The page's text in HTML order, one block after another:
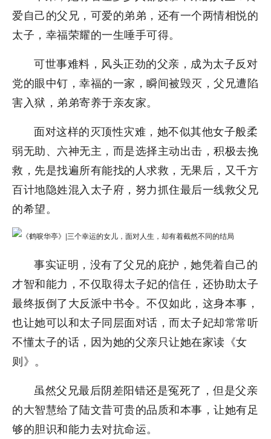
爱自己的父兄，可爱的弟弟，还有一个两情相悦的
太子，幸福荣耀的一生唾手可得。
可世事难料，风头正劲的父亲，成为太子反对
党的眼中钉，幸福的一家，瞬间被毁灭，父兄遭陷
害入狱，弟弟寄养于亲友家。
面对这样的灭顶性灾难，她不似其他女子般柔
弱无助、六神无主，而是选择主动出击，积极去挽
救，先是找遍所有能找的人求救，无果后，又千方
百计地隐姓混入太子府，努力抓住最后一线救父兄
的希望。
事实证明，没有了父兄的庇护，她凭着自己的
才智和能力，不仅取得太子妃的信任，还协助太子
最终扳倒了大反派中书令。不仅如此，这身本事，
也让她可以和太子同层面对话，而太子妃却常常听
不懂太子的话，因为她的父亲只让她在家读《女
则》。
虽然父兄最后阴差阳错还是冤死了，但是父亲
的大智慧给了陆文昔可贵的品质和本事，让她有足
够的胆识和能力去对抗命运。